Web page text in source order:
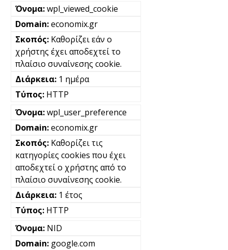
wpl_viewed_cookie
economix.gr
Καθορίζει εάν ο
χρήστης έχει αποδεχτεί το
πλαίσιο συναίνεσης cookie.
1 ημέρα
HTTP
wpl_user_preference
economix.gr
Καθορίζει τις
κατηγορίες cookies που έχει
αποδεχτεί ο χρήστης από το
πλαίσιο συναίνεσης cookie.
1 έτος
HTTP
NID
google.com